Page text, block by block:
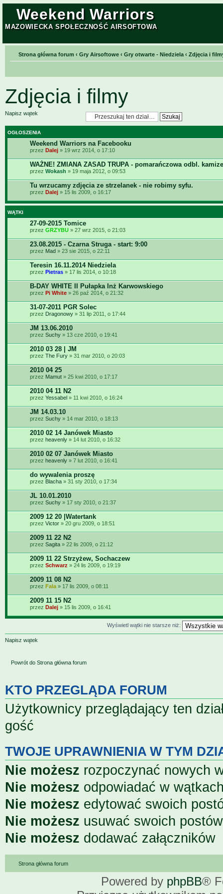
Weekend Warriors
MAZOWIECKA SPOŁECZNOŚĆ AIRSOFTOWA
Strona główna forum ‹ Gry Airsoftowe ‹ Gry otwarte - Niedziela ‹ Zdjęcia i
Zdjęcia i filmy
Napisz wątek
OGŁOSZENIA
Weekend Warriors na Facebooku
przez Dalej » 19 wrz 2014, o 17:10
WAŻNE! ZMIANA ZASAD TRUPA - pomarańczowa odbl.
przez Wokash » 19 maja 2012, o 09:53
Tu wrzucamy zdjęcia ze strzelanek - nie robimy syfu.
przez Dalej » 15 lis 2009, o 16:17
WĄTKI
27-09-2015 Tomice
przez GRZYBU » 27 wrz 2015, o 21:03
23.08.2015 - Czarna Struga - start: 9:00
przez Mad » 23 sie 2015, o 22:11
Teresin 16.11.2014 Niedziela
przez Pietras » 17 lis 2014, o 10:18
B-DAY WHITE II Pułapka Inż Karwowskiego
przez Pi White » 26 paź 2014, o 21:32
31-07-2011 PGR Solec
przez Dragonowy » 31 lip 2011, o 17:44
JM 13.06.2010
przez Suchy » 13 cze 2010, o 19:41
2010 03 28 | JM
przez The Fury » 31 mar 2010, o 20:03
2010 04 25
przez Mamut » 25 kwi 2010, o 17:17
2010 04 11 N2
przez Yessabel » 11 kwi 2010, o 16:24
JM 14.03.10
przez Suchy » 14 mar 2010, o 18:13
2010 02 14 Janówek Miasto
przez heavenly » 14 lut 2010, o 16:32
2010 02 07 Janówek Miasto
przez heavenly » 7 lut 2010, o 16:41
do wywalenia proszę
przez Blacha » 31 sty 2010, o 17:34
JL 10.01.2010
przez Suchy » 17 sty 2010, o 21:37
2009 12 20 |Watertank
przez Victor » 20 gru 2009, o 18:51
2009 11 22 N2
przez Sagita » 22 lis 2009, o 21:12
2009 11 22 Strzyżew, Sochaczew
przez Schwarz » 24 lis 2009, o 19:19
2009 11 08 N2
przez Fala » 17 lis 2009, o 08:11
2009 11 15 N2
przez Dalej » 15 lis 2009, o 16:41
Wyświetl wątki nie starsze niż:
Napisz wątek
Powrót do Strona główna forum
KTO PRZEGLĄDA FORUM
Użytkownicy przeglądający ten
gość
TWOJE UPRAWNIENIA W TYM
Nie możesz rozpoczynać nowych
Nie możesz odpowiadać w
Nie możesz edytować swoich
Nie możesz usuwać swoich postów
Nie możesz dodawać załączników
Strona główna forum
Powered by phpBB®